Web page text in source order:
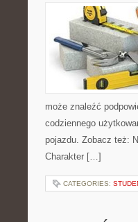
może znaleźć
codziennego
pojazdu. Zobacz też:
Charakter […]
CATEGORIES: